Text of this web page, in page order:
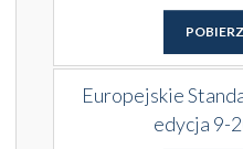
POBIERZ
Europejskie
edycja 9-